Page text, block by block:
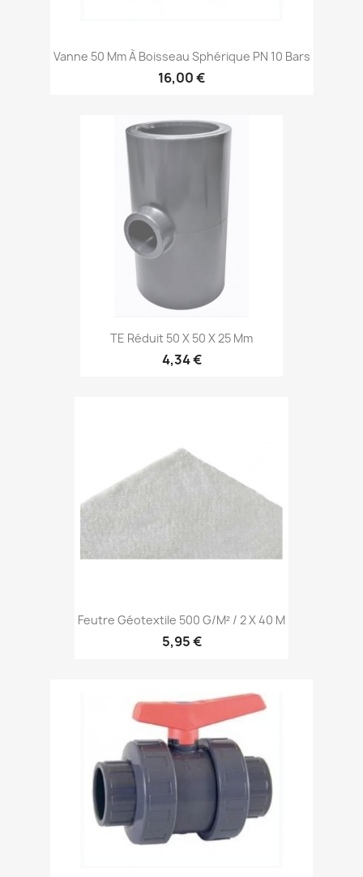
Vanne 50 Mm À Boisseau Sphérique PN 10 Bars
16,00 €
TE Réduit 50 X 50 X 25 Mm
4,34 €
Feutre Géotextile 500 G/m² / 2 X 40 M
5,95 €